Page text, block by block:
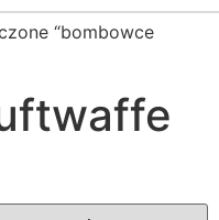
“bombowce